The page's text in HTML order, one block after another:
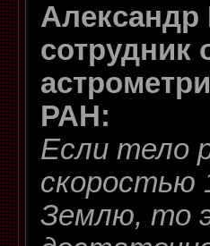
сотрудник
РАН:
Если тело
скоростью
Землю, то